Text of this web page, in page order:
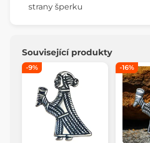
strany šperku
Související produkty
-9% -16%